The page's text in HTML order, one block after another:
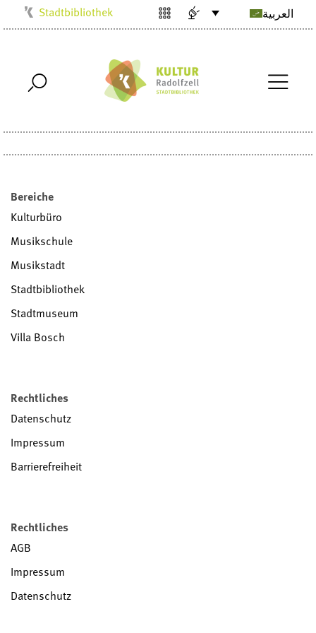
Musikschule
Stadtmuseum
Stadtbibliothek
Villa Bosch
العربية
Bereiche
Kulturbüro
Musikschule
Musikstadt
Stadtbibliothek
Stadtmuseum
Villa Bosch
Rechtliches
Datenschutz
Impressum
Barrierefreiheit
Rechtliches
AGB
Impressum
Datenschutz